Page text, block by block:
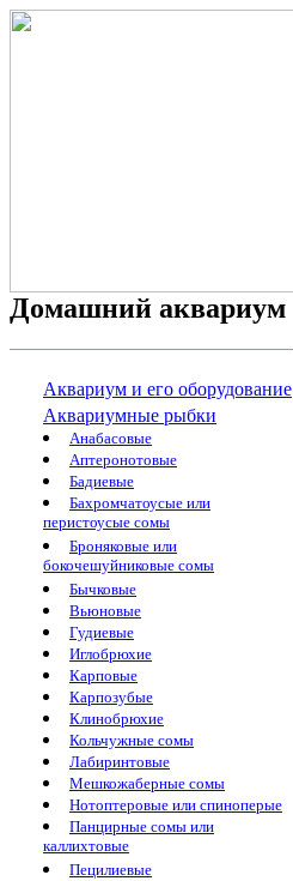
Домашний аквариум
Аквариум и его оборудование
Аквариумные рыбки
Анабасовые
Аптеронотовые
Бадиевые
Бахромчатоусые или
перистоусые сомы
Броняковые или
бокочешуйниковые сомы
Бычковые
Вьюновые
Гудиевые
Иглобрюхие
Карповые
Карпозубые
Клинобрюхие
Кольчужные сомы
Лабиринтовые
Мешкожаберные сомы
Нотоптеровые или спиноперые
Панцирные сомы или
каллихтовые
Пецилиевые